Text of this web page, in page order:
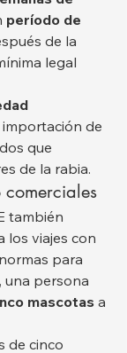
período de
de la
legal
de
que
de la rabia.
comerciales
también
los viajes con
para
una persona
mascotas a
de cinco